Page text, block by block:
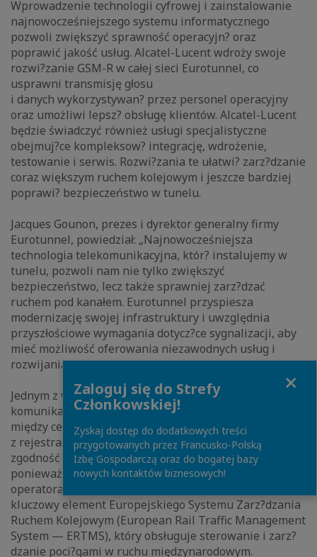
Wprowadzenie technologii cyfrowej i zainstalowanie
najnowocześniejszego systemu informatycznego
pozwoli zwiększyć sprawność operacyjn? oraz
poprawić jakość usług. Alcatel-Lucent wdroży swoje
rozwi?zanie GSM-R w całej sieci Eurotunnel, co
usprawni transmisję głosu
i danych wykorzystywan? przez personel operacyjny
oraz umożliwi lepsz? obsługę klientów. Alcatel-Lucent
będzie świadczyć również usługi specjalistyczne
obejmuj?ce kompleksow? integrację, wdrożenie,
testowanie i serwis. Rozwi?zania te ułatwi? zarz?dzanie
coraz większym ruchem kolejowym i jeszcze bardziej
poprawi? bezpieczeństwo w tunelu.
Jacques Gounon, prezes i dyrektor generalny firmy
Eurotunnel, powiedział: „Najnowocześniejsza
technologia telekomunikacyjna, któr? instalujemy w
tunelu, pozwoli nam nie tylko zwiększyć
bezpieczeństwo, lecz także sprawniej zarz?dzać
ruchem pod kanałem. Eurotunnel przyspiesza
modernizację swojej infrastruktury i uwzględnia
przyszłościowe wymagania dotycz?ce sygnalizacji, aby
mieć możliwość oferowania niezawodnych usług i
rozwijania się na miarę nowoczesnej Europy”.
Jednym z ważnych zastosowań nowego systemu będzie
komunikacja radiowa tor-poci?g, zapewniaj?ca ł?czność
między centrum sterowania ruchem a maszynist? (wraz
z rejestracj?). Istotne znaczenie dla projektu ma
zgodność operacyjna zapewniana przez system GSM-R,
ponieważ Eurotunnel komunikuje się z różnymi
operatorami kolei i wieloma krajami. GSM-R to
kluczowy element Europejskiego Systemu Zarz?dzania
Ruchem Kolejowym (European Rail Traffic Management
System — ERTMS), który obsługuje sterowanie i zarz?
dzanie poci?gami w ruchu międzynarodowym.
Zaloguj się do Strefy
Członkowskiej!
Zyskaj dostęp do dodatkowych treści
przygotowanych przez Francusko-Polską
Izbę Gospodarczą oraz do bogatej bazy
nowych kontaktów biznesowych!